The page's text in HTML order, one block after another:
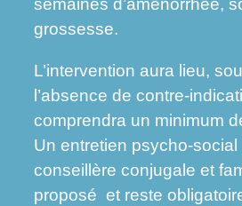
semaines d’aménorrhée,
grossesse.
L’intervention aura lieu,
l’absence de contre-
comprendra un minimum
Un entretien psycho-
conseillère conjugale et
proposé et reste